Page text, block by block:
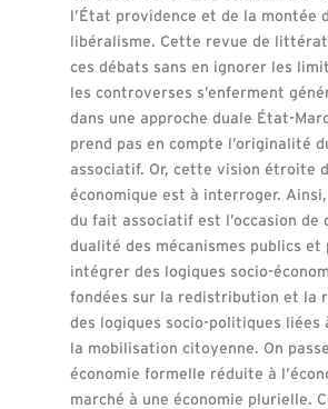
l’État providence et de la montée
libéralisme. Cette revue de
ces débats sans en ignorer les
les controverses s’enferment
dans une approche duale État-
prend pas en compte l’originalité
associatif. Or, cette vision étroite
économique est à interroger. Ainsi,
du fait associatif est l’occasion de
dualité des mécanismes publics et
intégrer des logiques socio-
fondées sur la redistribution et la
des logiques socio-politiques liées
la mobilisation citoyenne. On
économie formelle réduite à
marché à une économie plurielle.